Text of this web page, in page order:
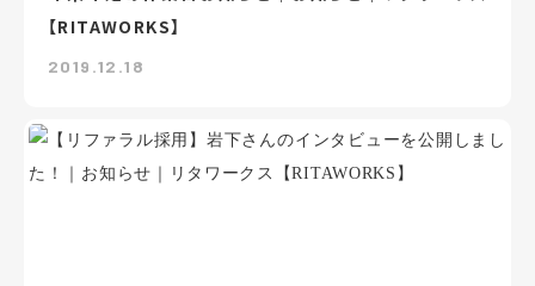
【RITAWORKS】
2019.12.18